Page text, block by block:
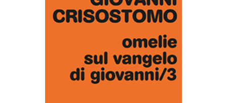
AGGIUNGI AL CARRELLO